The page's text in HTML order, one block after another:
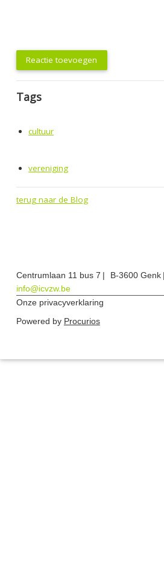
Reactie toevoegen
Tags
cultuur
vereniging
terug naar de Blog
Centrumlaan 11 bus 7 B-3600 Genk
info@icvzw.be
Onze privacyverklaring
Powered by Procurios